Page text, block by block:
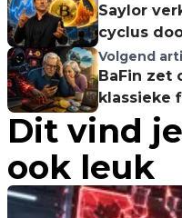
Saylor
cyclus
Volgend
BaFin zet
klassieke
Dit vind
ook leuk